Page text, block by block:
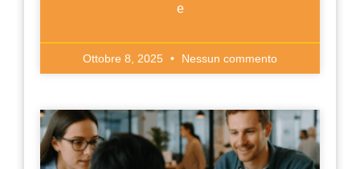
e
Ottobre 8, 2025 Nessun commento